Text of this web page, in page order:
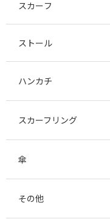
スカーフ
ストール
ハンカチ
スカーフリング
傘
その他